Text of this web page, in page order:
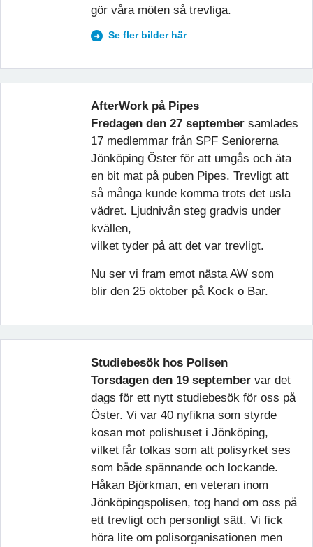
gör våra möten så trevliga.
Se fler bilder här
AfterWork på Pipes
Fredagen den 27 september samlades
17 medlemmar från SPF Seniorerna
Jönköping Öster för att umgås och äta
en bit mat på puben Pipes. Trevligt att
så många kunde komma trots det usla
vädret. Ljudnivån steg gradvis under
kvällen,
vilket tyder på att det var trevligt.
Nu ser vi fram emot nästa AW som
blir den 25 oktober på Kock o Bar.
Studiebesök hos Polisen
Torsdagen den 19 september var det
dags för ett nytt studiebesök för oss på
Öster. Vi var 40 nyfikna som styrde
kosan mot polishuset i Jönköping,
vilket får tolkas som att polisyrket ses
som både spännande och lockande.
Håkan Björkman, en veteran inom
Jönköpingspolisen, tog hand om oss på
ett trevligt och personligt sätt. Vi fick
höra lite om polisorganisationen men